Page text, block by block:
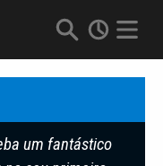
um fantástico